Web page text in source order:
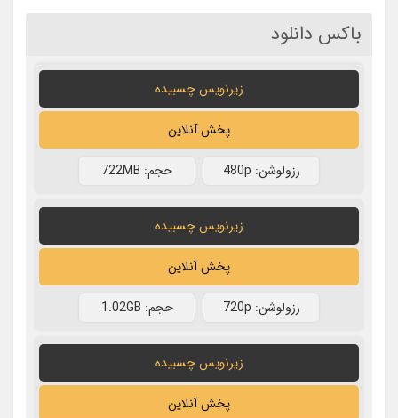
باکس دانلود
زیرنویس چسبیده
پخش آنلاین
رزولوشن: 480p حجم: 722MB
زیرنویس چسبیده
پخش آنلاین
رزولوشن: 720p حجم: 1.02GB
زیرنویس چسبیده
پخش آنلاین